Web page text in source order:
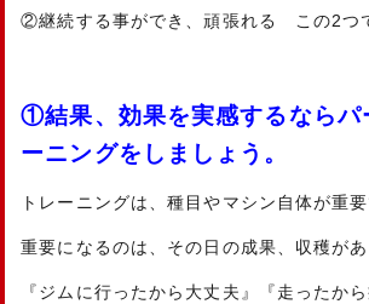
②継続する事ができ、頑張れる この2つ
①結果、効果を実感するならパ
ーニングをしましょう。
トレーニングは、種目やマシン自体が重
重要になるのは、その日の成果、収穫があ
『ジムに行ったから大丈夫』『走ったか